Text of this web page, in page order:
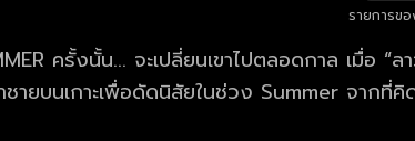
รายการข
น... จะเปลี่ยนเขาไปตลอดกาล เมื่อ “ลาวา” เด็กหนุ่มเจ้า
ยบนเกาะเพื่อดัดนิสัยในช่วง Summer จากที่คิ
จอเรื่องให้หวั่นไหวเมื่อเขาไปเจอกับชายหนุ่มปริ